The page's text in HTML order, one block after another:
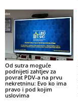
Od sutra moguće
podnijeti zahtjev za
povrat PDV-a na prvu
nekretninu: Evo ko ima
pravo i pod kojim
uslovima